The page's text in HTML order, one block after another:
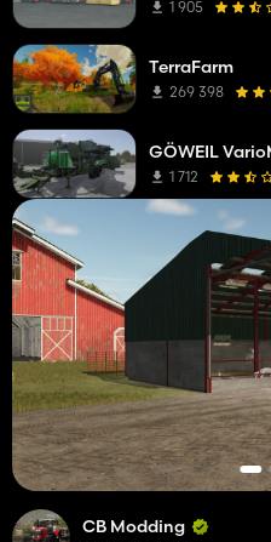
CB Modding
1 905
TerraFarm
269 398
GÖWEIL
1 712